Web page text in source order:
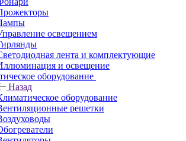
освещением
лента и комплектующие
и освещение
оборудование
Назад
оборудование
решетки